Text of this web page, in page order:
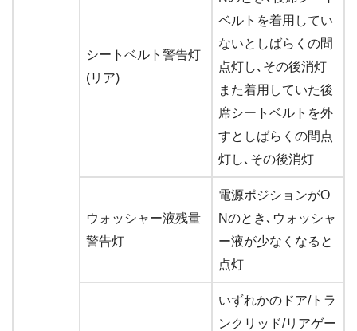
シートベルト警告灯
(リア)
ベルトを着用してい
ないとしばらくの間
点灯し､その後消灯
また着用していた後
席シートベルトを外
すとしばらくの間点
灯し､その後消灯
ウォッシャー液残量
警告灯
電源ポジションがO
Nのとき､ウォッシャ
ー液が少なくなると
点灯
いずれかのドア/トラ
ンクリッド/リアゲー